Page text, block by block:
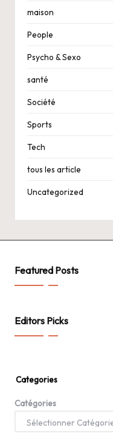
maison
People
Psycho & Sexo
santé
Société
Sports
Tech
tous les article
Uncategorized
Featured Posts
Editors Picks
Categories
Catégories